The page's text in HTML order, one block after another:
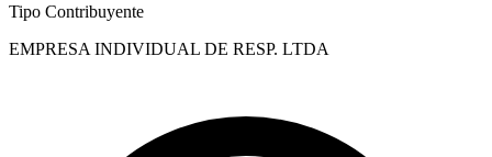
Tipo Contribuyente
EMPRESA INDIVIDUAL DE RESP. LTDA